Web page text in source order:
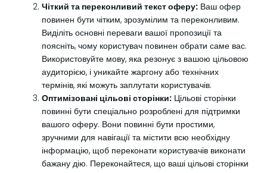
Чіткий та переконливий текст оферу: Ваш офер
повинен бути чітким, зрозумілим та переконливим.
Виділіть основні переваги вашої пропозиції та
поясніть, чому користувач повинен обрати саме вас.
Використовуйте мову, яка резонує з вашою цільовою
аудиторією, і уникайте жаргону або технічних
термінів, які можуть заплутати користувачів.
Оптимізовані цільові сторінки: Цільові сторінки
повинні бути спеціально розроблені для підтримки
вашого оферу. Вони повинні бути простими,
зручними для навігації та містити всю необхідну
інформацію, щоб переконати користувачів виконати
бажану дію. Переконайтеся, що ваші цільові сторінки